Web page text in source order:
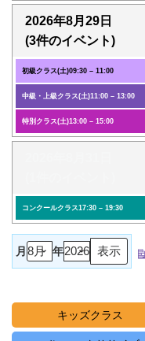
2026年8月29日
(3件のイベント)
初級クラス(土)09:30 – 11:00
中級・上級クラス(土)11:00 – 13:00
特別クラス(土)13:00 – 15:00
コンクールクラス17:30 – 19:30
月 年
キッズクラス